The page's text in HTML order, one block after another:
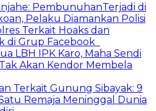
PembunuhanTerjadi di
Pelaku Diamankan Polisi
Terkait Hoaks dan
di Grup Facebook
LBH IPK Karo, Maha Sendi
Akan Kendor Membela
Terkait Gunung Sibayak: 9
Remaja Meninggal Dunia